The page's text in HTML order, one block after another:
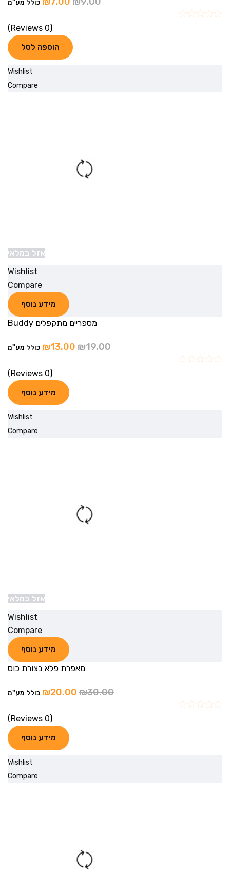
כולל מע"מ
(0 Reviews)
הוספה לסל
Wishlist
Compare
אזל במלאי
Wishlist
Compare
מידע נוסף
מספריים מתקפלים Buddy
₪19.00
₪13.00 כולל מע"מ
(0 Reviews)
מידע נוסף
Wishlist
Compare
אזל במלאי
Wishlist
Compare
מידע נוסף
מאפרת פלא בצורת כוס
₪30.00
₪20.00 כולל מע"מ
(0 Reviews)
מידע נוסף
Wishlist
Compare